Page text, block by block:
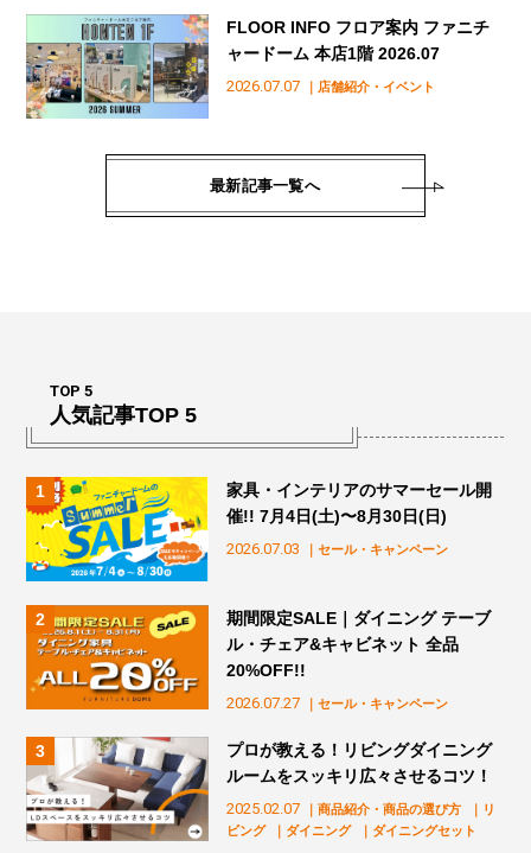
2026.07.07 ｜店舗紹介・イベント
FLOOR INFO フロア案内 ファニチ
ャードーム 本店1階 2026.07
最新記事一覧へ
TOP 5
人気記事TOP 5
2026.07.03 ｜セール・キャンペーン
家具・インテリアのサマーセール開
催!! 7月4日(土)〜8月30日(日)
2026.07.27 ｜セール・キャンペーン
期間限定SALE｜ダイニング テーブ
ル・チェア&キャビネット 全品
20%OFF!!
2025.02.07 ｜商品紹介・商品の選び方
｜リ
ビング
｜ダイニング ｜ダイニングセット
プロが教える！リビングダイニング
ルームをスッキリ広々させるコツ！